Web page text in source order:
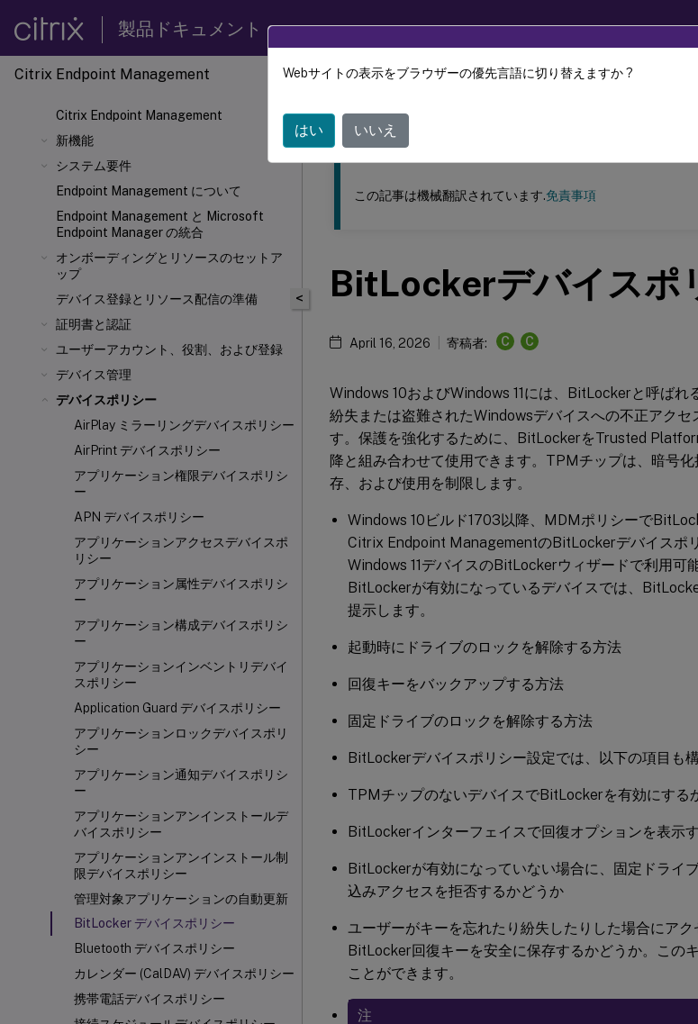
製品ドキュメント
Citrix Endpoint Management
Citrix Endpoint Management
新機能
システム要件
Endpoint Management について
Endpoint Management と Microsoft
Endpoint Manager の統合
オンボーディングとリソースのセットア
ップ
デバイス登録とリソース配信の準備
証明書と認証
ユーザーアカウント、役割、および登録
デバイス管理
デバイスポリシー
AirPlay ミラーリングデバイスポリシー
AirPrint デバイスポリシー
アプリケーション権限デバイスポリシ
ー
APN デバイスポリシー
アプリケーションアクセスデバイスポ
リシー
アプリケーション属性デバイスポリシ
ー
アプリケーション構成デバイスポリシ
ー
アプリケーションインベントリデバイ
スポリシー
Application Guard デバイスポリシー
アプリケーションロックデバイスポリ
シー
アプリケーション通知デバイスポリシ
ー
アプリケーションアンインストールデ
バイスポリシー
アプリケーションアンインストール制
限デバイスポリシー
管理対象アプリケーションの自動更新
BitLocker デバイスポリシー
Bluetooth デバイスポリシー
カレンダー (CalDAV) デバイスポリシー
携帯電話デバイスポリシー
このコンテンツは動的に機械翻訳されています。
Citrix Endpoint Management
<
この記事は機械翻訳されています.免責事項
BitLockerデバイスポ
April 16, 2026 寄稿者: C C
Windows 10およびWindows 11には、BitLockerと呼ばれ
紛失または盗難されたWindowsデバイスへの不正アクセ
す。保護を強化するために、BitLockerをTrusted
降と組み合わせて使用できます。TPMチップは、暗号
存、および使用を制限します。
Windows 10ビルド1703以降、MDMポリシーで
Citrix Endpoint ManagementのBitLockerデバイスポ
Windows 11デバイスのBitLockerウィザードで利用可
BitLockerが有効になっているデバイスでは、
提示します。
起動時にドライブのロックを解除する方法
回復キーをバックアップする方法
固定ドライブのロックを解除する方法
BitLockerデバイスポリシー設定では、以下の項目も構
TPMチップのないデバイスでBitLockerを有効にする
BitLockerインターフェイスで回復オプションを表示
BitLockerが有効になっていない場合に、固定ドライ
込みアクセスを拒否するかどうか
ユーザーがキーを忘れたり紛失したりした場合にア
BitLocker回復キーを安全に保存するかどうか。この
ことができます。
注
Webサイトの表示をブラウザーの優先言語に切り替えますか ?
はい いいえ